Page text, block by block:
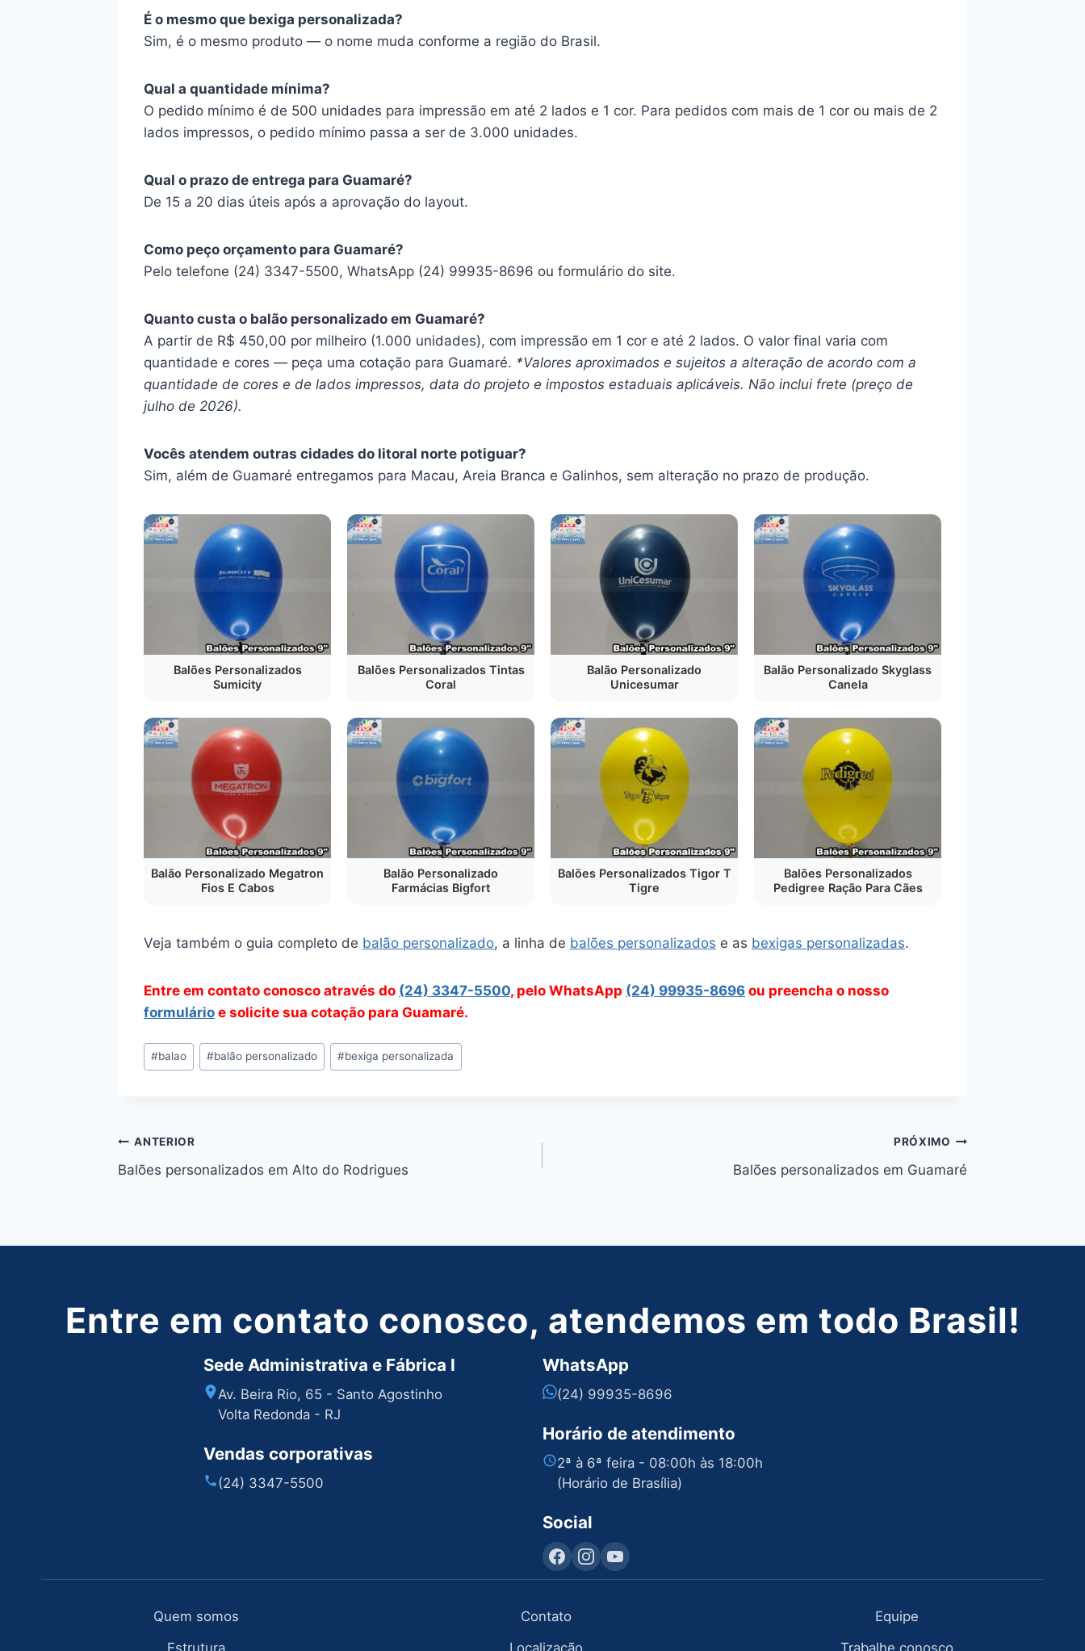
É o mesmo que bexiga personalizada?
Sim, é o mesmo produto — o nome muda conforme a região do Brasil.
Qual a quantidade mínima?
O pedido mínimo é de 500 unidades para impressão em até 2 lados e 1 cor. Para pedidos com mais de 1 cor ou mais de 2
lados impressos, o pedido mínimo passa a ser de 3.000 unidades.
Qual o prazo de entrega para Guamaré?
De 15 a 20 dias úteis após a aprovação do layout.
Como peço orçamento para Guamaré?
Pelo telefone (24) 3347-5500, WhatsApp (24) 99935-8696 ou formulário do site.
Quanto custa o balão personalizado em Guamaré?
A partir de R$ 450,00 por milheiro (1.000 unidades), com impressão em 1 cor e até 2 lados. O valor final varia com
quantidade e cores — peça uma cotação para Guamaré. *Valores aproximados e sujeitos a alteração de acordo com a
quantidade de cores e de lados impressos, data do projeto e impostos estaduais aplicáveis. Não inclui frete (preço de
julho de 2026).
Vocês atendem outras cidades do litoral norte potiguar?
Sim, além de Guamaré entregamos para Macau, Areia Branca e Galinhos, sem alteração no prazo de produção.
Balões Personalizados
Sumicity
Balões Personalizados Tintas
Coral
Balão Personalizado
Unicesumar
Balão Personalizado Skyglass
Canela
Balão Personalizado Megatron
Fios E Cabos
Balão Personalizado
Farmácias Bigfort
Balões Personalizados Tigor T
Tigre
Balões Personalizados
Pedigree Ração Para Cães
Veja também o guia completo de balão personalizado, a linha de balões personalizados e as bexigas personalizadas.
Entre em contato conosco através do (24) 3347-5500, pelo WhatsApp (24) 99935-8696 ou preencha o nosso
formulário e solicite sua cotação para Guamaré.
Tags
do
#balao #balão personalizado #bexiga personalizada
Navegação
de
ANTERIOR
Balões personalizados em Alto do Rodrigues
PRÓXIMO
Balões personalizados em Guamaré
Entre em contato conosco, atendemos em todo Brasil!
Sede Administrativa e Fábrica I
Av. Beira Rio, 65 - Santo Agostinho
Volta Redonda - RJ
Vendas corporativas
(24) 3347-5500
WhatsApp
(24) 99935-8696
Horário de atendimento
2ª à 6ª feira - 08:00h às 18:00h
(Horário de Brasília)
Social
Quem somos
Contato
Equipe